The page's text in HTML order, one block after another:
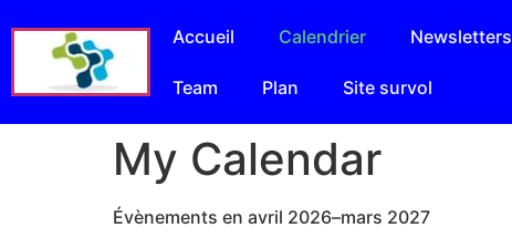
Accueil Calendrier Newsletters
Team Plan Site survol
My Calendar
Évènements en avril 2026–mars 2027